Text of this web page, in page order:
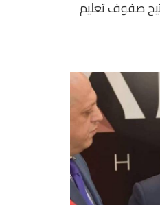
صفوف تعليم